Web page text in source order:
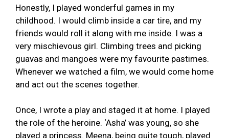
Honestly, I played wonderful games in my
childhood. I would climb inside a car tire, and my
friends would roll it along with me inside. I was a
very mischievous girl. Climbing trees and picking
guavas and mangoes were my favourite pastimes.
Whenever we watched a film, we would come home
and act out the scenes together.
Once, I wrote a play and staged it at home. I played
the role of the heroine. ‘Asha’ was young, so she
played a princess. Meena, being quite tough, played